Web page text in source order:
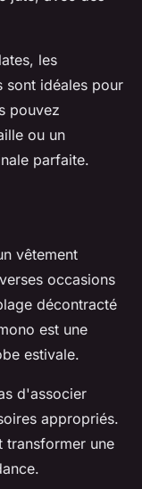
les
sont idéales pour
pouvez
ou un
parfaite.
vêtement
occasions
décontracté
est une
estivale.
d'associer
appropriés.
transformer une